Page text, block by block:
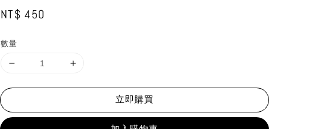
Regular
NT$ 450
數量
立即購買